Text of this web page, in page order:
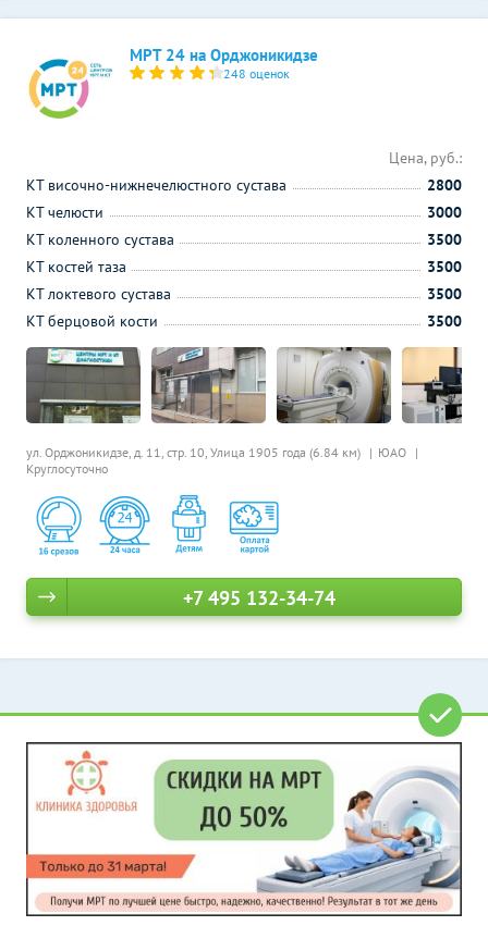
МРТ 24 на Орджоникидзе
248 оценок
ул. Орджоникидзе, д. 11, стр. 10, Улица 1905 года (6.84 км)
ЮАО
Круглосуточно
Цена, руб.:
КТ височно-нижнечелюстного сустава
2800
КТ челюсти
3000
КТ коленного сустава
3500
КТ костей таза
3500
КТ локтевого сустава
3500
КТ берцовой кости
3500
+7 495 132-34-74